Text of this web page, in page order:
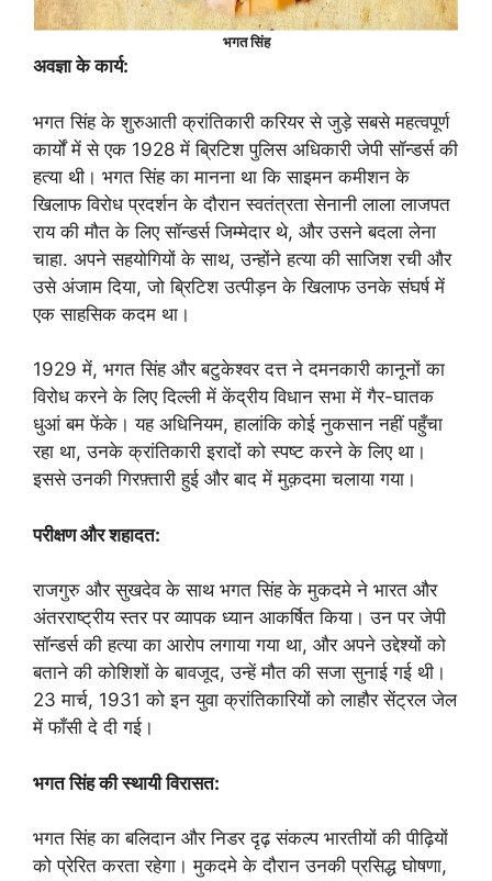
भगत सिंह
अवज्ञा के कार्य:
भगत सिंह के शुरुआती क्रांतिकारी करियर से जुड़े सबसे महत्वपूर्ण
कार्यों में से एक 1928 में ब्रिटिश पुलिस अधिकारी जेपी सॉन्डर्स की
हत्या थी। भगत सिंह का मानना ​​था कि साइमन कमीशन के
खिलाफ विरोध प्रदर्शन के दौरान स्वतंत्रता सेनानी लाला लाजपत
राय की मौत के लिए सॉन्डर्स जिम्मेदार थे, और उसने बदला लेना
चाहा. अपने सहयोगियों के साथ, उन्होंने हत्या की साजिश रची और
उसे अंजाम दिया, जो ब्रिटिश उत्पीड़न के खिलाफ उनके संघर्ष में
एक साहसिक कदम था।
1929 में, भगत सिंह और बटुकेश्वर दत्त ने दमनकारी कानूनों का
विरोध करने के लिए दिल्ली में केंद्रीय विधान सभा में गैर-घातक
धुआं बम फेंके। यह अधिनियम, हालांकि कोई नुकसान नहीं पहुँचा
रहा था, उनके क्रांतिकारी इरादों को स्पष्ट करने के लिए था।
इससे उनकी गिरफ़्तारी हुई और बाद में मुक़दमा चलाया गया।
परीक्षण और शहादत:
राजगुरु और सुखदेव के साथ भगत सिंह के मुकदमे ने भारत और
अंतरराष्ट्रीय स्तर पर व्यापक ध्यान आकर्षित किया। उन पर जेपी
सॉन्डर्स की हत्या का आरोप लगाया गया था, और अपने उद्देश्यों को
बताने की कोशिशों के बावजूद, उन्हें मौत की सजा सुनाई गई थी।
23 मार्च, 1931 को इन युवा क्रांतिकारियों को लाहौर सेंट्रल जेल
में फाँसी दे दी गई।
भगत सिंह की स्थायी विरासत:
भगत सिंह का बलिदान और निडर दृढ़ संकल्प भारतीयों की पीढ़ियों
को प्रेरित करता रहेगा। मुकदमे के दौरान उनकी प्रसिद्ध घोषणा,